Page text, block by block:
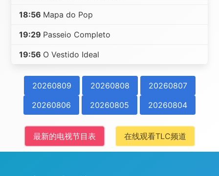
18:56 Mapa do Pop
19:29 Passeio Completo
19:56 O Vestido Ideal
20260809 20260808
20260807
20260806
20260805 20260804
最新的电视节目表 在线观看TLC频道